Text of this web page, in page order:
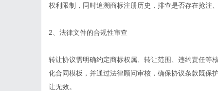
权利限制，同时追溯商标注册历史，排查是否存在抢注
2、法律文件的合规性审查
转让协议需明确约定商标权属、转让范围、违约责任等
化合同模板，并通过法律顾问审核，确保协议条款既保
让无效。